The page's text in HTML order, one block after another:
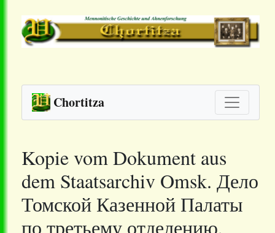
Chortitza
Kopie vom Dokument aus
dem Staatsarchiv Omsk. Дело
Томской Казенной Палаты
по третьему отделению,